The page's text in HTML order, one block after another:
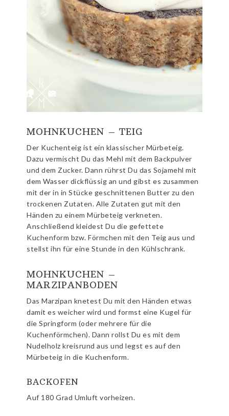
MOHNKUCHEN – TEIG
Der Kuchenteig ist ein klassischer Mürbeteig.
Dazu vermischt Du das Mehl mit dem Backpulver
und dem Zucker. Dann rührst Du das Sojamehl mit
dem Wasser dickflüssig an und gibst es zusammen
mit der in in Stücke geschnittenen Butter zu den
trockenen Zutaten. Alle Zutaten gut mit den
Händen zu einem Mürbeteig verkneten.
Anschließend kleidest Du die gefettete
Kuchenform bzw. Förmchen mit den Teig aus und
stellst ihn für eine Stunde in den Kühlschrank.
MOHNKUCHEN –
MARZIPANBODEN
Das Marzipan knetest Du mit den Händen etwas
damit es weicher wird und formst eine Kugel für
die Springform (oder mehrere für die
Kuchenförmchen). Dann rollst Du es mit dem
Nudelholz kreisrund aus und legst es auf den
Mürbeteig in die Kuchenform.
BACKOFEN
Auf 180 Grad Umluft vorheizen.